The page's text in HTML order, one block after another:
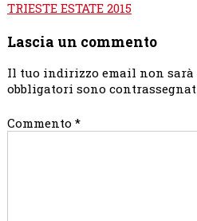
Navigazione
TRIESTE ESTATE 2015
Lascia un commento
Il tuo indirizzo email non sarà
obbligatori sono
Commento *